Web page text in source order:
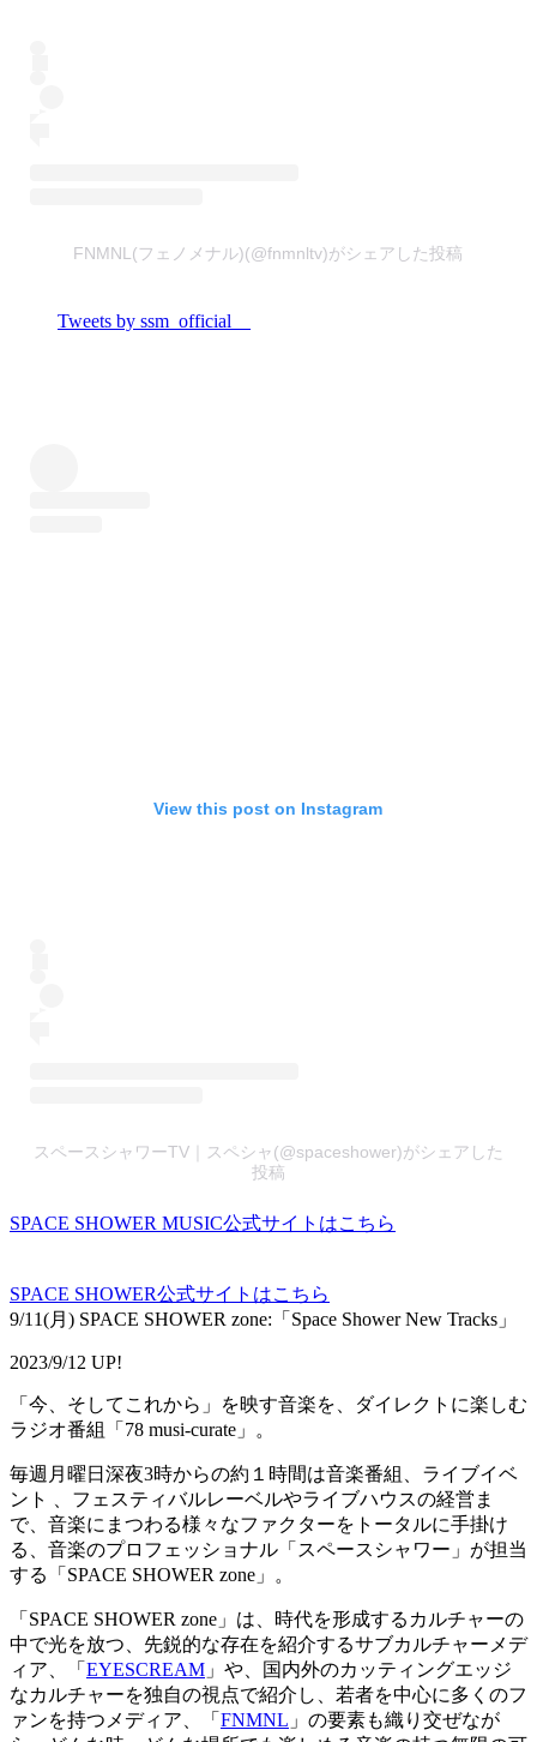
FNMNL(フェノメナル)(@fnmnltv)がシェアした投稿
Tweets by ssm_official__
View this post on Instagram
スペースシャワーTV｜スペシャ(@spaceshower)がシェアした
投稿
SPACE SHOWER MUSIC公式サイトはこちら
SPACE SHOWER公式サイトはこちら
9/11(月) SPACE SHOWER zone:「Space Shower New Tracks」
2023/9/12 UP!
「今、そしてこれから」を映す音楽を、ダイレクトに楽しむ
ラジオ番組「78 musi-curate」。
毎週月曜日深夜3時からの約１時間は音楽番組、ライブイベ
ント 、フェスティバルレーベルやライブハウスの経営ま
で、音楽にまつわる様々なファクターをトータルに手掛け
る、音楽のプロフェッショナル「スペースシャワー」が担当
する「SPACE SHOWER zone」。
「SPACE SHOWER zone」は、時代を形成するカルチャーの
中で光を放つ、先鋭的な存在を紹介するサブカルチャーメデ
ィア、「 EYESCREAM 」や、国内外のカッティングエッジ
なカルチャーを独自の視点で紹介し、若者を中心に多くのフ
ァンを持つメディア、「 FNMNL 」の要素も織り交ぜなが